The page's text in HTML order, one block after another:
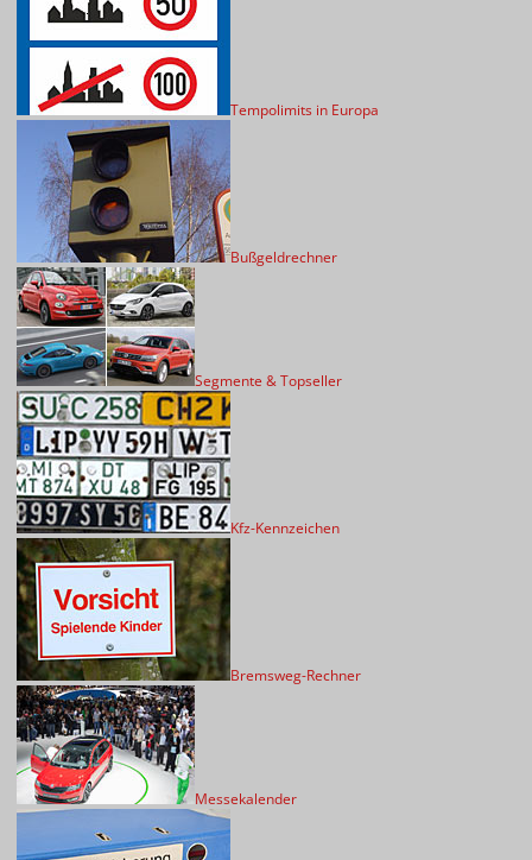
Tempolimits in Europa
Bußgeldrechner
Segmente & Topseller
Kfz-Kennzeichen
Bremsweg-Rechner
Messekalender